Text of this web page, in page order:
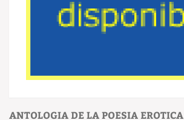
ANTOLOGIA DE LA POESIA EROTICA